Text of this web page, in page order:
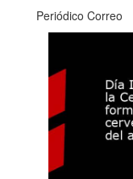
Periódico Correo